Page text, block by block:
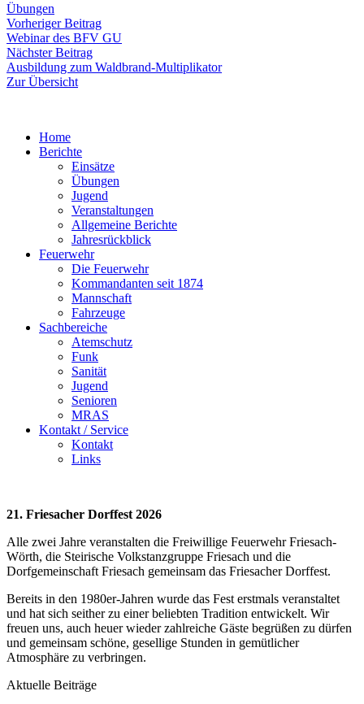
Übungen
Beitragsnavigation
Vorheriger BeitragVorheriger
Beitrag:
Webinar des BFV GU
Nächster BeitragNächster
Beitrag:
Ausbildung zum Waldbrand-Multiplikator
Zur Übersicht
Home
Berichte
Einsätze
Übungen
Jugend
Veranstaltungen
Allgemeine Berichte
Jahresrückblick
Feuerwehr
Die Feuerwehr
Kommandanten seit 1874
Mannschaft
Fahrzeuge
Sachbereiche
Atemschutz
Funk
Sanität
Jugend
Senioren
MRAS
Kontakt / Service
Kontakt
Links
21. Friesacher Dorffest 2026
Alle zwei Jahre veranstalten die Freiwillige Feuerwehr Friesach-
Wörth, die Steirische Volkstanzgruppe Friesach und die
Dorfgemeinschaft Friesach gemeinsam das Friesacher Dorffest.
Bereits in den 1980er-Jahren wurde das Fest erstmals veranstaltet
und hat sich seither zu einer beliebten Tradition entwickelt. Wir
freuen uns, auch heuer wieder zahlreiche Gäste begrüßen zu dürfen
und gemeinsam schöne, gesellige Stunden in gemütlicher
Atmosphäre zu verbringen.
Aktuelle Beiträge